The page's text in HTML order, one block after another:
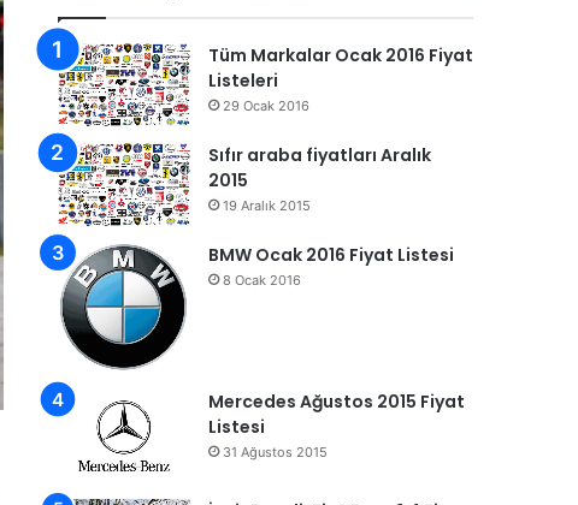
Tüm Markalar Ocak 2016 Fiyat
Listeleri
29 Ocak 2016
Sıfır araba fiyatları Aralık
2015
19 Aralık 2015
BMW Ocak 2016 Fiyat Listesi
8 Ocak 2016
Mercedes Ağustos 2015 Fiyat
Listesi
31 Ağustos 2015